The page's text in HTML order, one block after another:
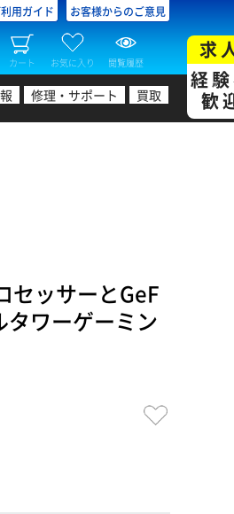
用ガイド お客様からのご意見
カート お気に入り 閲覧履歴
修理・サポート 買取
求
経
歓
ッサーとGeF
タワーゲーミン